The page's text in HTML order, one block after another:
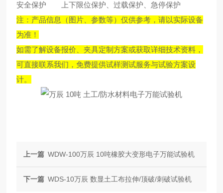
安全保护
上下限位保护、过载保护、急停保护
注：产品信息（图片、参数等）仅供参考，请以实际设备
为准！
如需了解设备报价、夹具定制方案或获取详细技术资料，
可直接联系我们，免费提供试样测试服务与试验方案设
计。
上一篇 WDW-100万辰 10吨橡胶大变形电子万能试验机
下一篇 WDS-10万辰 数显土工布拉伸/顶破/刺破试验机